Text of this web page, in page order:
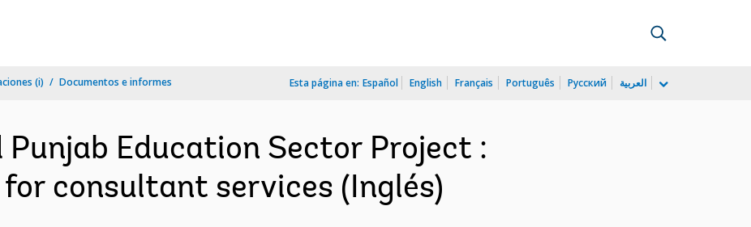
(i) Documentos e informes Esta página en: Español English Français Português Русский العربية
Education Sector Project :
consultant services (Inglés)